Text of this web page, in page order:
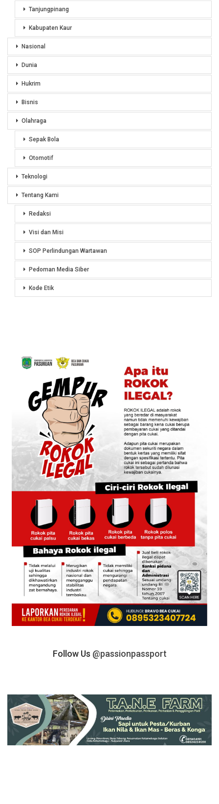
Tanjungpinang
Kabupaten Kaur
Nasional
Dunia
Hukrim
Bisnis
Olahraga
Sepak Bola
Otomotif
Teknologi
Tentang Kami
Redaksi
Visi dan Misi
SOP Perlindungan Wartawan
Pedoman Media Siber
Kode Etik
Follow Us @passionpassport